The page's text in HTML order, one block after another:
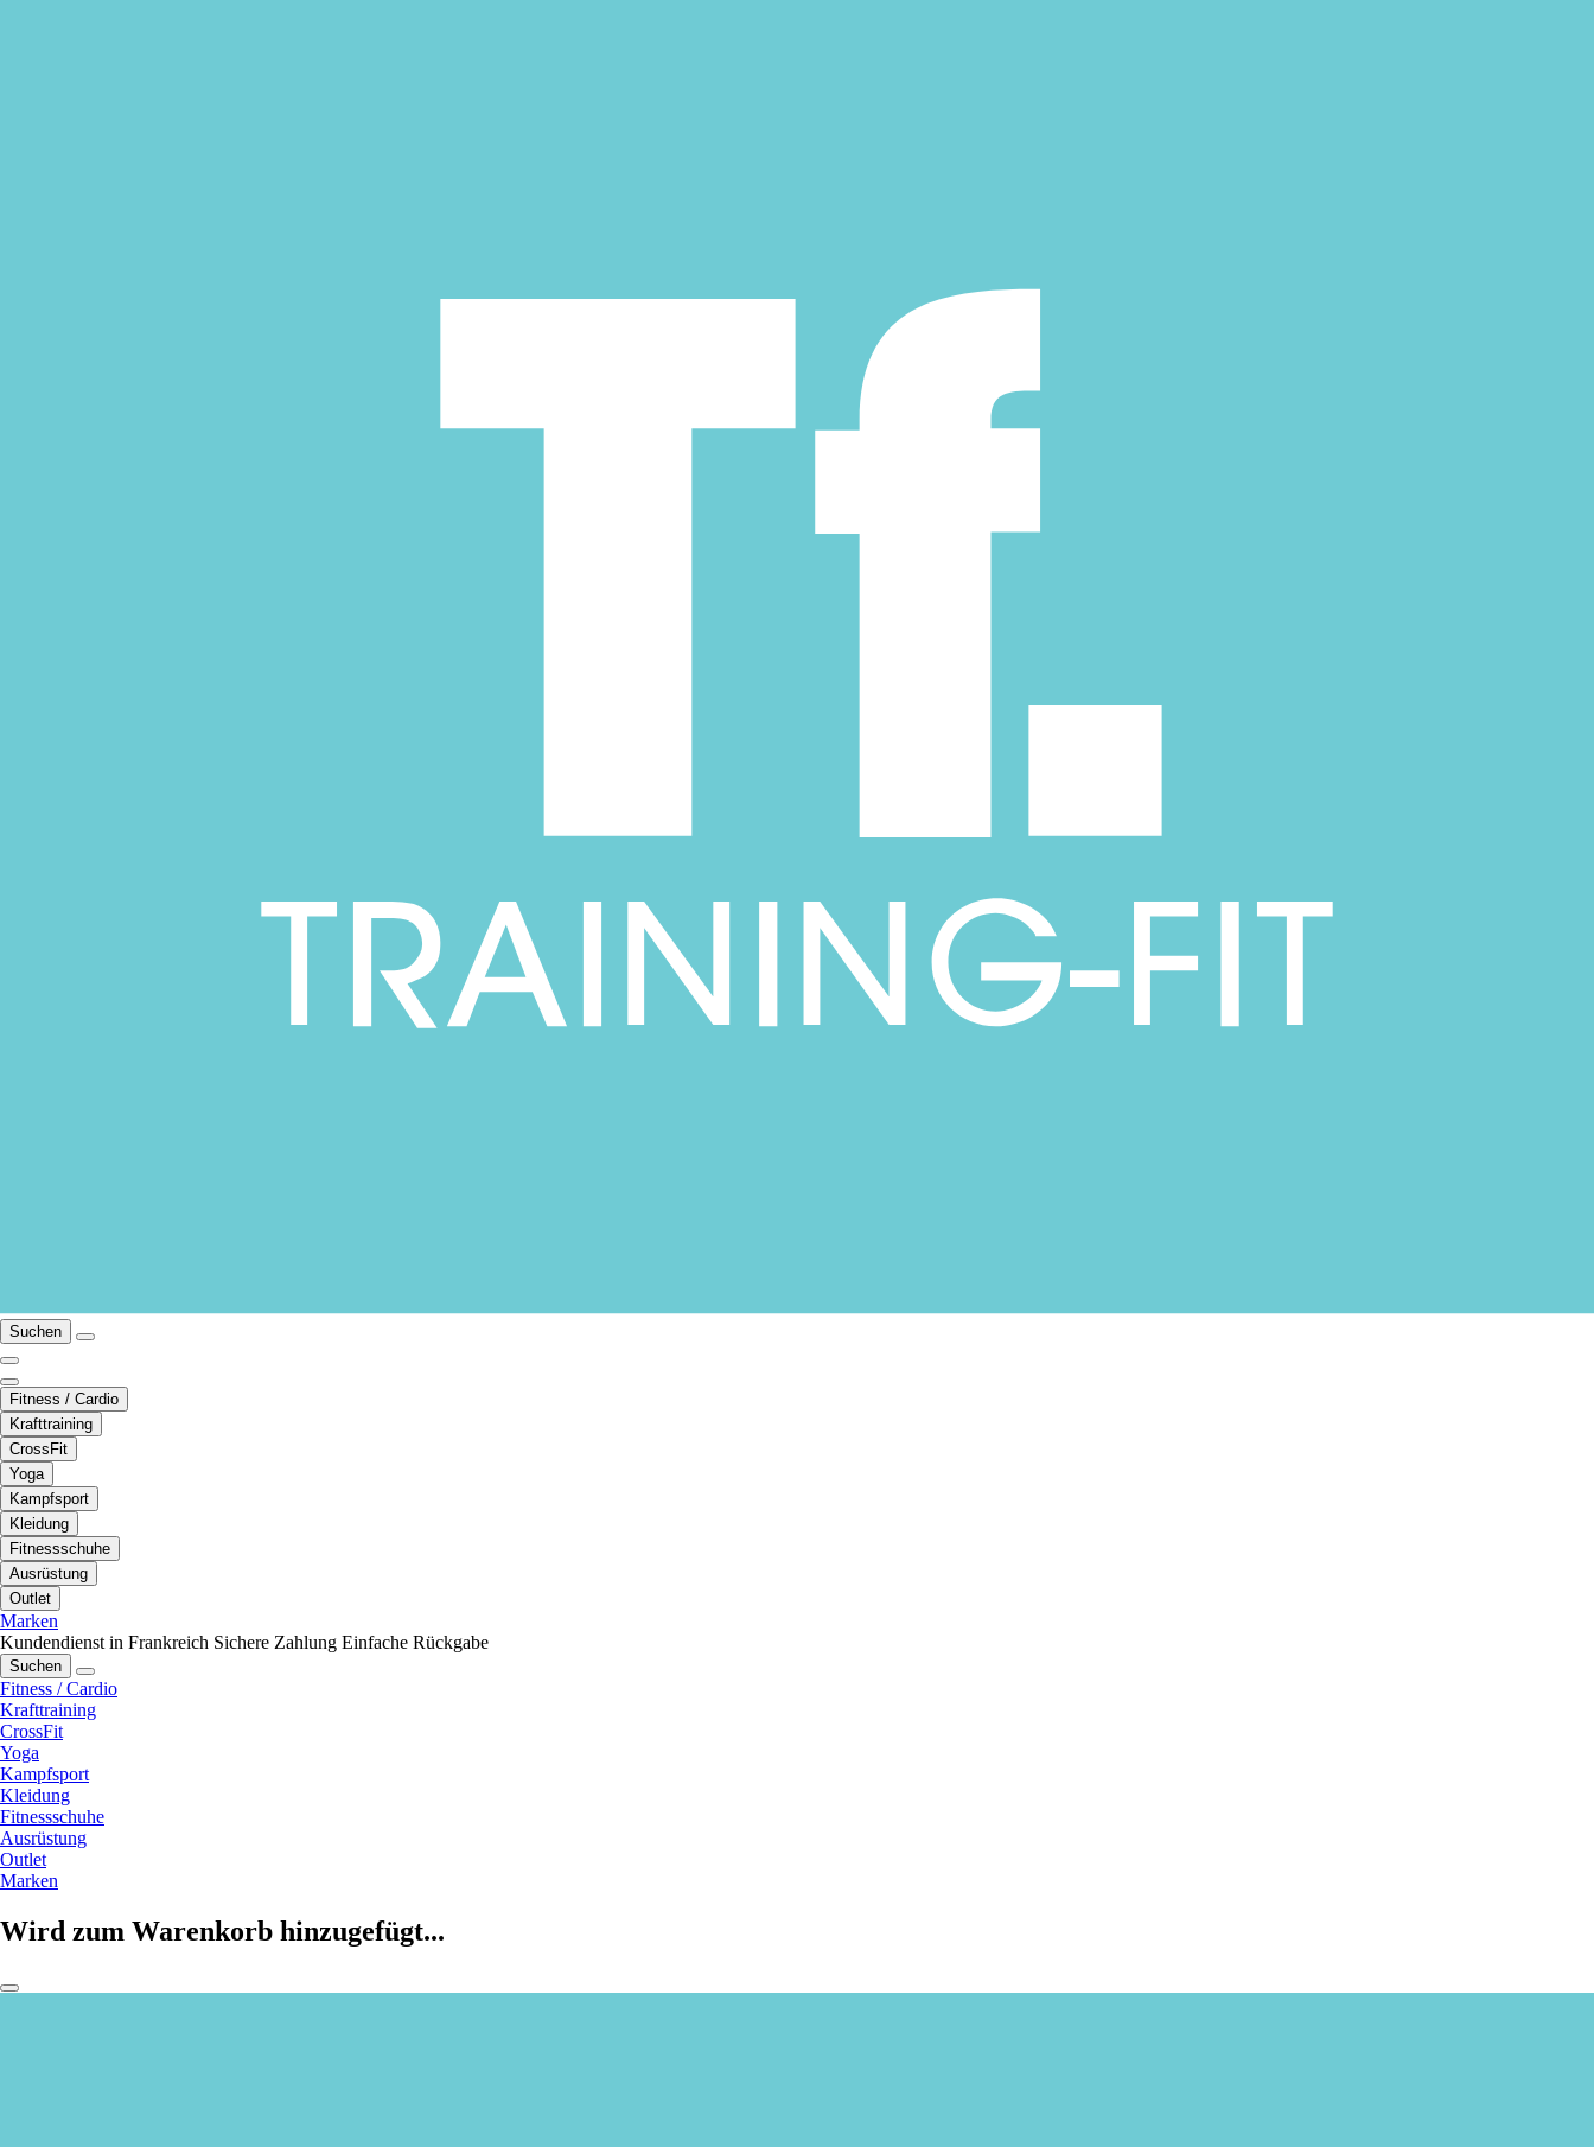
Suchen
Fitness / Cardio
Krafttraining
CrossFit
Yoga
Kampfsport
Kleidung
Fitnessschuhe
Ausrüstung
Outlet
Marken
Kundendienst in Frankreich Sichere Zahlung Einfache Rückgabe
Suchen
Fitness / Cardio
Krafttraining
CrossFit
Yoga
Kampfsport
Kleidung
Fitnessschuhe
Ausrüstung
Outlet
Marken
Wird zum Warenkorb hinzugefügt...